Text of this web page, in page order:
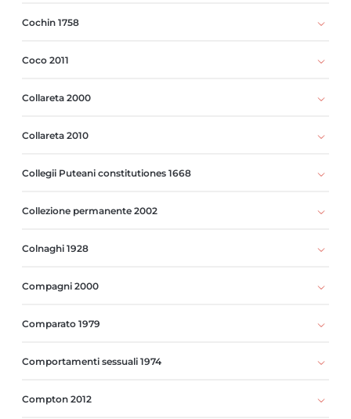
Cochin 1758
Coco 2011
Collareta 2000
Collareta 2010
Collegii Puteani constitutiones 1668
Collezione permanente 2002
Colnaghi 1928
Compagni 2000
Comparato 1979
Comportamenti sessuali 1974
Compton 2012